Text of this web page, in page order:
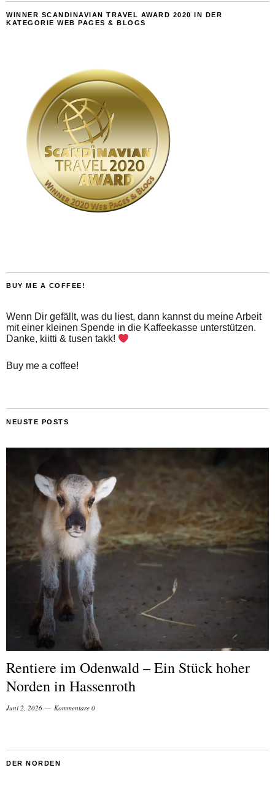
WINNER SCANDINAVIAN TRAVEL AWARD 2020 IN DER
KATEGORIE WEB PAGES & BLOGS
BUY ME A COFFEE!
Wenn Dir gefällt, was du liest, dann kannst du meine Arbeit
mit einer kleinen Spende in die Kaffeekasse unterstützen.
Danke, kiitti & tusen takk!
Buy me a coffee!
NEUSTE POSTS
Rentiere im Odenwald – Ein Stück hoher
Norden in Hassenroth
Juni 2, 2026 Kommentare 0
DER NORDEN